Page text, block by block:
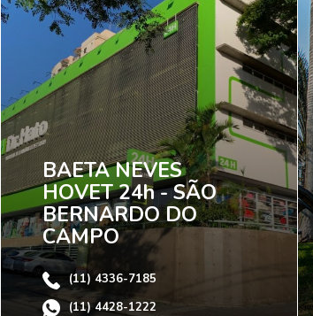
BAETA NEVES
HOVET 24h - SÃO
BERNARDO DO
CAMPO
(11) 4336-7185
(11) 4428-1222